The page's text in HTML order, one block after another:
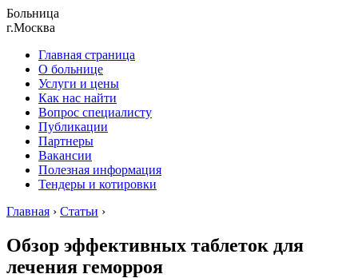
Больница
г.Москва
Главная страница
О больнице
Услуги и цены
Как нас найти
Вопрос специалисту
Публикации
Партнеры
Вакансии
Полезная информация
Тендеры и котировки
Главная › Статьи ›
Обзор эффективных таблеток для
лечения геморроя